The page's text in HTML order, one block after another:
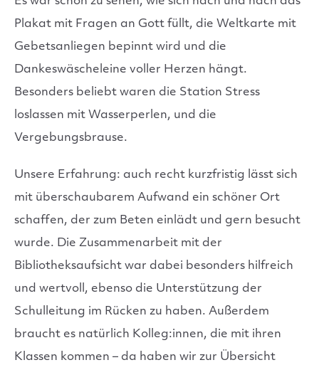
Plakat mit Fragen an Gott füllt, die Weltkarte mit
Gebetsanliegen bepinnt wird und die
Dankeswäscheleine voller Herzen hängt.
Besonders beliebt waren die Station Stress
loslassen mit Wasserperlen, und die
Vergebungsbrause.
Unsere Erfahrung: auch recht kurzfristig lässt sich
mit überschaubarem Aufwand ein schöner Ort
schaffen, der zum Beten einlädt und gern besucht
wurde. Die Zusammenarbeit mit der
Bibliotheksaufsicht war dabei besonders hilfreich
und wertvoll, ebenso die Unterstützung der
Schulleitung im Rücken zu haben. Außerdem
braucht es natürlich Kolleg:innen, die mit ihren
Klassen kommen – da haben wir zur Übersicht